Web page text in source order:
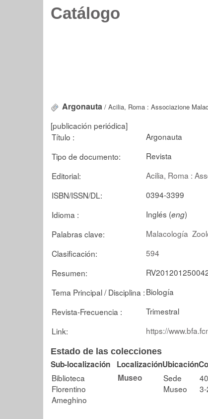
Catálogo
Argonauta / Acilia, Roma : Associazione
[publicación periódica]
Título :
Argonauta
Tipo de documento:
Revista
Editorial:
Acilia, Roma :
ISBN/ISSN/DL:
0394-3399
Idioma :
Inglés (eng)
Palabras clave:
Malacología
Clasificación:
594
Resumen:
Tema Principal / Disciplina :Biología
Revista-Frecuencia :
Trimestral
Link:
https://
Estado de las colecciones
Sub-localización LocalizaciónUbicación
Biblioteca
Florentino
Ameghino
Museo
Sede
Museo